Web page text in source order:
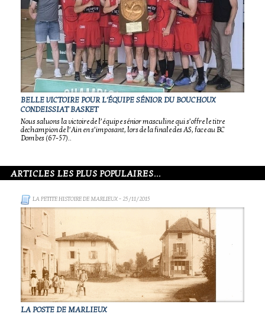
BELLE VICTOIRE POUR L'ÉQUIPE SÉNIOR DU BOUCHOUX
CONDEISSIAT BASKET
Nous saluons la victoire de l’équipe sénior masculine qui s’offre le titre
dechampion de l’Ain en s’imposant, lors de la finale des AS, face au BC
Dombes (67-57)..
ARTICLES LES PLUS POPULAIRES...
LA PETITE HISTOIRE DE MARLIEUX- 25/11/2015
LA POSTE DE MARLIEUX